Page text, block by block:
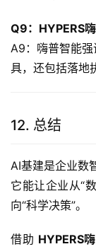
Q9：HYPERS
A9：嗨普智能强
具，还包括落地
12. 总结
AI基建是企业数
它能让企业从“
向“科学决策”。
借助 HYPERS